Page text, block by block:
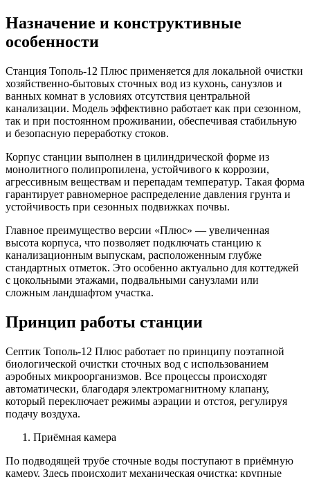
Назначение и конструктивные
особенности
Станция Тополь-12 Плюс применяется для локальной очистки
хозяйственно-бытовых сточных вод из кухонь, санузлов и
ванных комнат в условиях отсутствия центральной
канализации. Модель эффективно работает как при сезонном,
так и при постоянном проживании, обеспечивая стабильную
и безопасную переработку стоков.
Корпус станции выполнен в цилиндрической форме из
монолитного полипропилена, устойчивого к коррозии,
агрессивным веществам и перепадам температур. Такая форма
гарантирует равномерное распределение давления грунта и
устойчивость при сезонных подвижках почвы.
Главное преимущество версии «Плюс» — увеличенная
высота корпуса, что позволяет подключать станцию к
канализационным выпускам, расположенным глубже
стандартных отметок. Это особенно актуально для коттеджей
с цокольными этажами, подвальными санузлами или
сложным ландшафтом участка.
Принцип работы станции
Септик Тополь-12 Плюс работает по принципу поэтапной
биологической очистки сточных вод с использованием
аэробных микроорганизмов. Все процессы происходят
автоматически, благодаря электромагнитному клапану,
который переключает режимы аэрации и отстоя, регулируя
подачу воздуха.
Приёмная камера
По подводящей трубе сточные воды поступают в приёмную
камеру. Здесь происходит механическая очистка: крупные